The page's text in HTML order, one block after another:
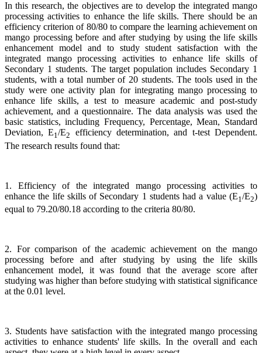
In this research, the objectives are to develop the integrated mango
processing activities to enhance the life skills. There should be an
efficiency criterion of 80/80 to compare the learning achievement on
mango processing before and after studying by using the life skills
enhancement model and to study student satisfaction with the
integrated mango processing activities to enhance life skills of
Secondary 1 students. The target population includes Secondary 1
students, with a total number of 20 students. The tools used in the
study were one activity plan for integrating mango processing to
enhance life skills, a test to measure academic and post-study
achievement, and a questionnaire. The data analysis was used the
basic statistics, including Frequency, Percentage, Mean, Standard
Deviation, E1/E2
efficiency determination, and t-test Dependent.
The research results found that:
1. Efficiency of the integrated mango processing activities to
enhance the life skills of Secondary 1 students had a value (E1 /E2)
equal to 79.20/80.18 according to the criteria 80/80.
2. For comparison of the academic achievement on the mango
processing before and after studying by using the life skills
enhancement model, it was found that the average score after
studying was higher than before studying with statistical significance
at the 0.01 level.
3. Students have satisfaction with the integrated mango processing
activities to enhance students' life skills. In the overall and each